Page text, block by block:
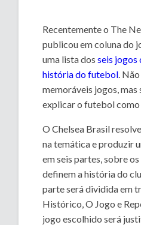
Recentemente o The
publicou em coluna do
uma lista dosseis jogos
história do futebol.
memoráveis jogos, mas
explicar o futebol como
O Chelsea Brasil
na temática e produzir
em seis partes, sobre
definem a história do
parte será dividida em
Histórico, O Jogo e
jogo escolhido será